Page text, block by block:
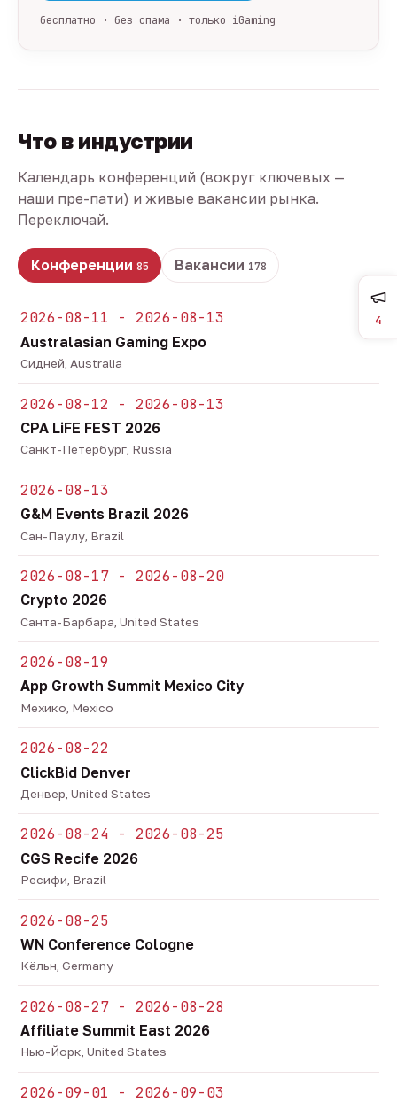
бесплатно · без спама · только iGaming
Что в индустрии
Календарь конференций (вокруг ключевых —
наши пре-пати) и живые вакансии рынка.
Переключай.
Конференции 85 Вакансии 178
2026-08-11 - 2026-08-13
Australasian Gaming Expo
Сидней, Australia
2026-08-12 - 2026-08-13
CPA LiFE FEST 2026
Санкт-Петербург, Russia
2026-08-13
G&M Events Brazil 2026
Сан-Паулу, Brazil
2026-08-17 - 2026-08-20
Crypto 2026
Санта-Барбара, United States
2026-08-19
App Growth Summit Mexico City
Мехико, Mexico
2026-08-22
ClickBid Denver
Денвер, United States
2026-08-24 - 2026-08-25
CGS Recife 2026
Ресифи, Brazil
2026-08-25
WN Conference Cologne
Кёльн, Germany
2026-08-27 - 2026-08-28
Affiliate Summit East 2026
Нью-Йорк, United States
2026-09-01 - 2026-09-03
4